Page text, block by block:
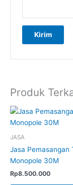
Produk
JASA
Jasa Pemasangan
Monopole 30M
Rp8.500.000